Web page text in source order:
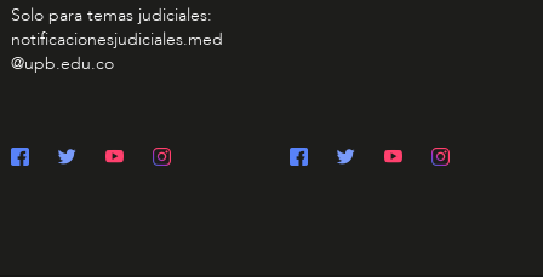
Solo para temas judiciales:
notificacionesjudiciales.med
@upb.edu.co